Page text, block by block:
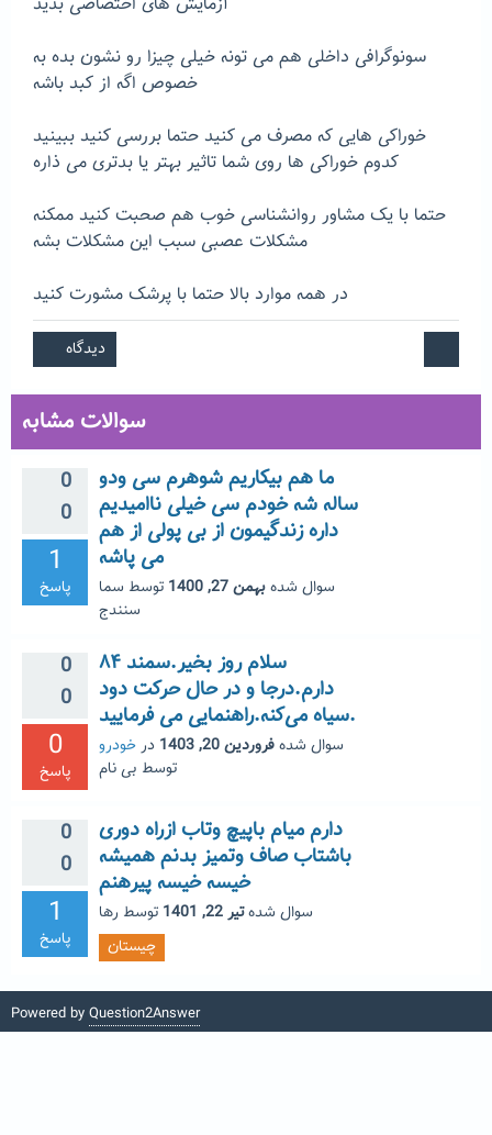
سونوگرافی داخلی هم می تونه خیلی چیزا رو نشون بده به
خصوص اگه از کبد باشه
خوراکی هایی که مصرف می کنید حتما بررسی کنید ببینید
کدوم خوراکی ها روی شما تاثیر بهتر یا بدتری می ذاره
حتما با یک مشاور روانشناسی خوب هم صحبت کنید ممکنه
مشکلات عصبی سبب این مشکلات بشه
در همه موارد بالا حتما با پرشک مشورت کنید
سوالات مشابه
0
0
1
پاسخ
ما هم بیکاریم شوهرم سی ودو
ساله شه خودم سی خیلی ناامیدیم
داره زندگیمون از بی پولی از هم
می پاشه
سوال شدهبهمن 27, 1400 توسط سما
سنندج
0
0
0
پاسخ
سلام روز بخیر.سمند ۸۴
دارم.درجا و در حال حرکت دود
سیاه می‌کنه.راهنمایی می فرمایید.
سوال شدهفروردین 20, 1403 درخودرو
توسط بی نام
0
0
1
پاسخ
دارم میام باپیچ وتاب ازراه دوری
باشتاب صاف وتمیز بدنم همیشه
خیسه خیسه پیرهنم
سوال شدهتیر 22, 1401 توسط رها
چیستان
Powered by Question2Answer